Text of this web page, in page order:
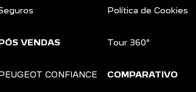
VENDAS
CONFIANCE
Política de Cookies
Tour 360º
COMPARATIVO